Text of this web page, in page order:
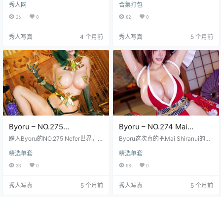
珑曲线，在精心布置的光线下泛着
诱人的哑光——这就是Byoru在「N
O.277 Velvet Maid」图集中带来的
过的完美女仆，每一寸丝绒面料都
裙摆随着每一个细微动作垂坠出优
雅的褶皱，那些精致的白色蕾丝花
边点缀在领口、袖口，成为暗夜般
深邃红绒上跳动的音符。镜头贪婪
地捕捉着这身昂贵…
秀人网
26 0
秀人写真 4 个月前
oruuuu 资源目录 NO.01 Shiro x Kur
o [23P-72MB] NO.02 &Hidori Ros
e DoA 死或生泳装 [42P-349MB] N
3V-114MB] NO.04 Baby oil lolita
合集打包
82 0
秀人写真 5 个月前
Byoru – NO.275
Nefer[64P24V-2.71GB]
踏入Byoru的NO.275 Nefer世界，
它像一把钥匙打开了古埃及的宝藏
之门，64张高清照片加上24段独家
视频，塞满了整整2.71GB的空间，
象一下，Byoru化身那位传奇的Nef
精选单套
33 0
秀人写真 5 个月前
Byoru – NO.274 Mai
Shiranui [55P19V-2.77GB]
Byoru这次真的把Mai Shiranui的灵
服在镜头下简直像火焰般跃动，每
一寸布料都透着经典的街机游戏味
儿，你几乎能闻到虚拟格斗场的热
便拍拍的玩意儿，55张高分辨率照
精选单套
58 0
秀人写真 5 个月前